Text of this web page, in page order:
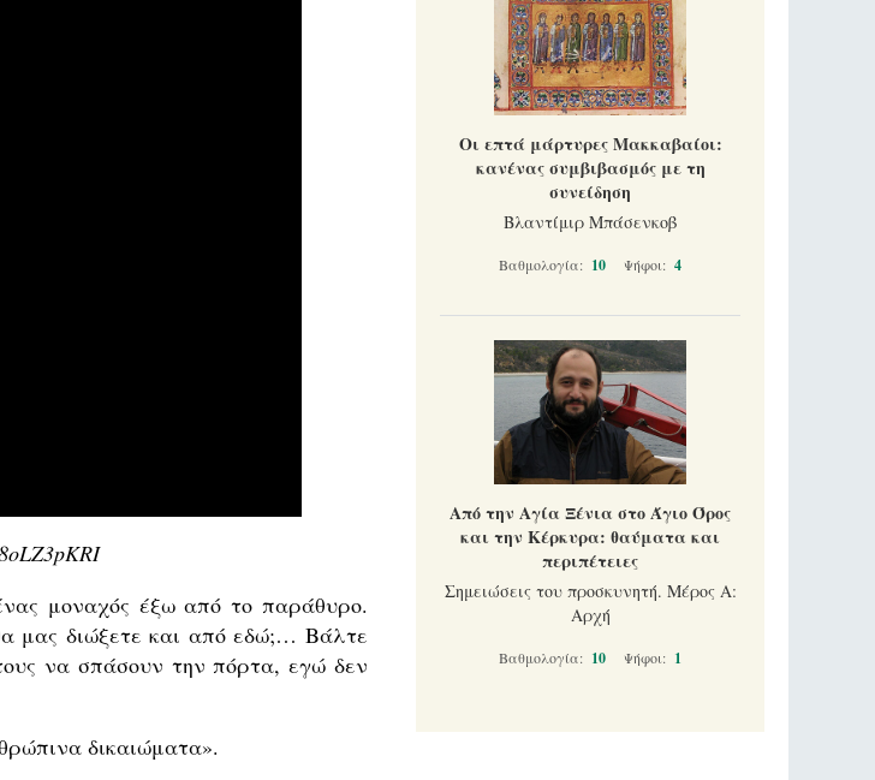
μοναχός έξω από το παράθυρο.
μας διώξετε και από εδώ;… Βάλτε
να σπάσουν την πόρτα, εγώ δεν
δικαιώματα».
Οι επτά μάρτυρες Μακκαβαίοι:
κανένας συμβιβασμός με τη
συνείδηση
Βλαντίμιρ Μπάσενκοβ
Βαθμολογία: 10 Ψήφοι: 4
Από την Αγία Ξένια στο Άγιο Όρος
και την Κέρκυρα: θαύματα και
περιπέτειες
Σημειώσεις του προσκυνητή. Μέρος Α:
Αρχή
Βαθμολογία: 10 Ψήφοι: 1